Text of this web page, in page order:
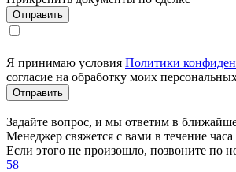
Я принимаю условия Политики
согласие на обработку моих
Задайте вопрос, и мы ответим в
Менеджер свяжется с вами в течение
Если этого не произошло, позвоните по
58